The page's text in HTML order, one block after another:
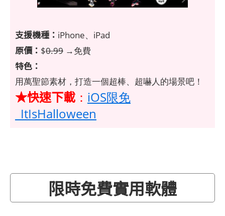
支援機種： iPhone、iPad
原價： $0.99 →免費
特色：
用萬聖節素材，打造一個超棒、超嚇人的場景吧！
★快速下載 ： iOS限免
_ItIsHalloween
限時免費實用軟體